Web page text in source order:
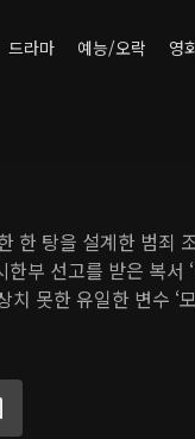
드라마 예능/오락 영
한 탕을 설계한 범죄
부 선고를 받은 복서
못한 유일한 변수 ‘
틀리기 시작하는데…